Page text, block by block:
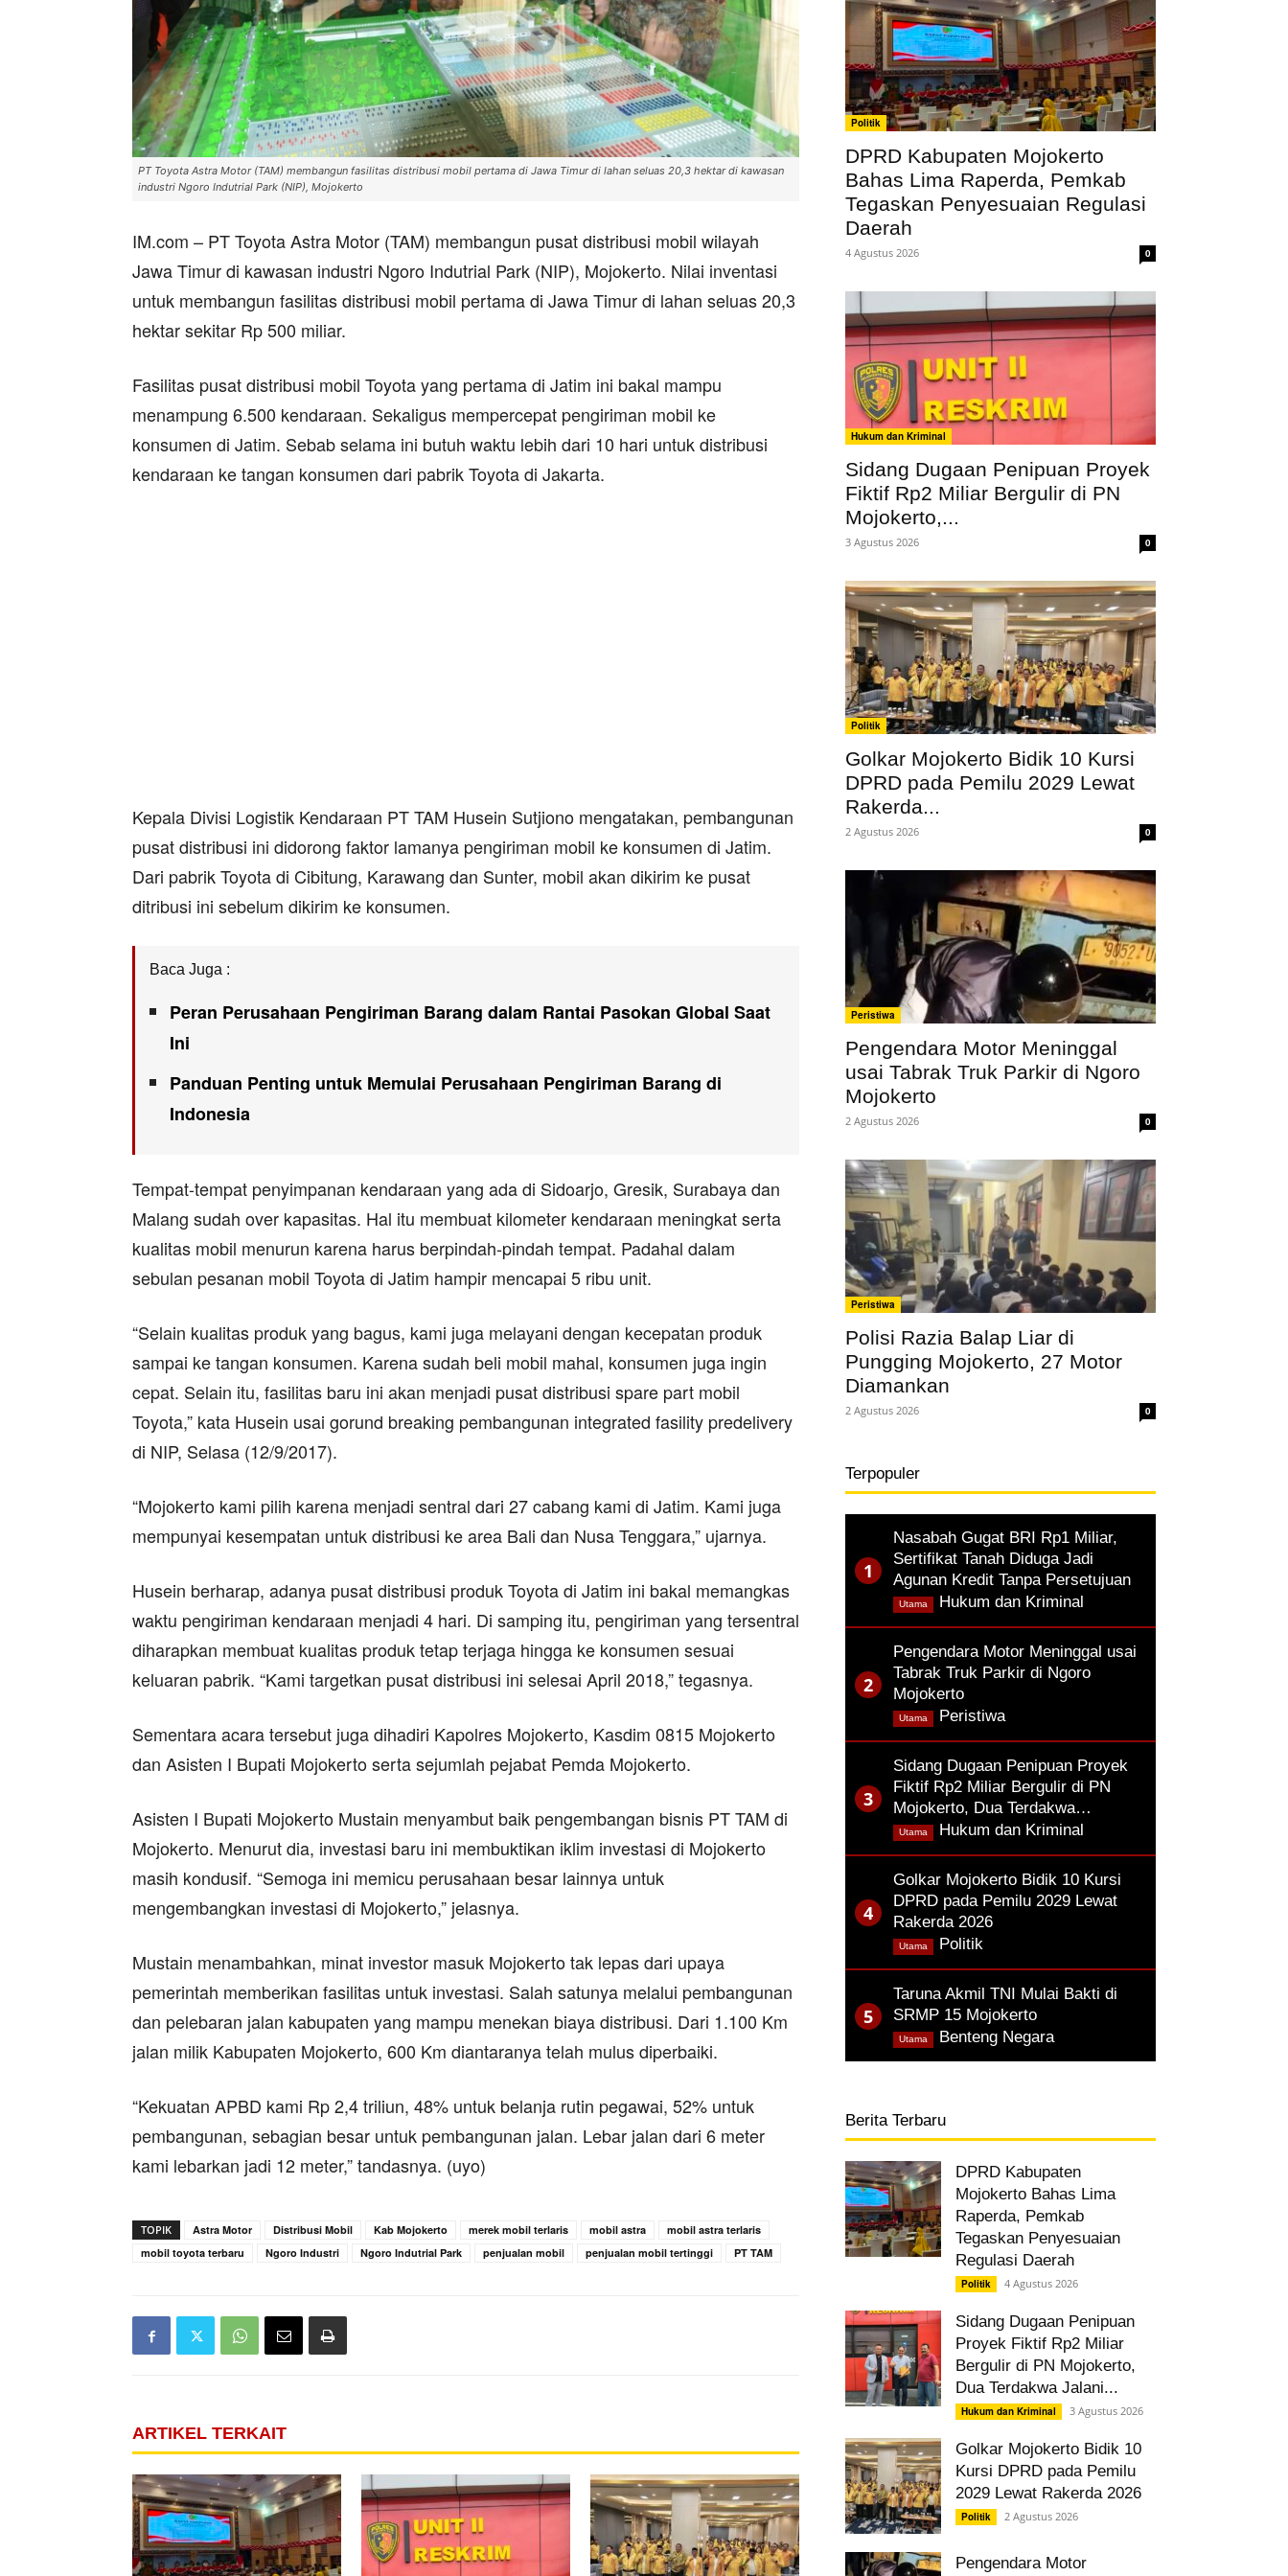
PT Toyota Astra Motor (TAM) membangun fasilitas distribusi mobil pertama di Jawa Timur di lahan seluas 20,3 hektar di kawasan
industri Ngoro Indutrial Park (NIP), Mojokerto
IM.com – PT Toyota Astra Motor (TAM) membangun pusat distribusi mobil wilayah
Jawa Timur di kawasan industri Ngoro Indutrial Park (NIP), Mojokerto. Nilai inventasi
untuk membangun fasilitas distribusi mobil pertama di Jawa Timur di lahan seluas 20,3
hektar sekitar Rp 500 miliar.
Fasilitas pusat distribusi mobil Toyota yang pertama di Jatim ini bakal mampu
menampung 6.500 kendaraan. Sekaligus mempercepat pengiriman mobil ke
konsumen di Jatim. Sebab selama ini butuh waktu lebih dari 10 hari untuk distribusi
kendaraan ke tangan konsumen dari pabrik Toyota di Jakarta.
Kepala Divisi Logistik Kendaraan PT TAM Husein Sutjiono mengatakan, pembangunan
pusat distribusi ini didorong faktor lamanya pengiriman mobil ke konsumen di Jatim.
Dari pabrik Toyota di Cibitung, Karawang dan Sunter, mobil akan dikirim ke pusat
ditribusi ini sebelum dikirim ke konsumen.
Baca Juga :
Peran Perusahaan Pengiriman Barang dalam Rantai Pasokan Global Saat
Ini
Panduan Penting untuk Memulai Perusahaan Pengiriman Barang di
Indonesia
Tempat-tempat penyimpanan kendaraan yang ada di Sidoarjo, Gresik, Surabaya dan
Malang sudah over kapasitas. Hal itu membuat kilometer kendaraan meningkat serta
kualitas mobil menurun karena harus berpindah-pindah tempat. Padahal dalam
sebulan pesanan mobil Toyota di Jatim hampir mencapai 5 ribu unit.
“Selain kualitas produk yang bagus, kami juga melayani dengan kecepatan produk
sampai ke tangan konsumen. Karena sudah beli mobil mahal, konsumen juga ingin
cepat. Selain itu, fasilitas baru ini akan menjadi pusat distribusi spare part mobil
Toyota,” kata Husein usai gorund breaking pembangunan integrated fasility predelivery
di NIP, Selasa (12/9/2017).
“Mojokerto kami pilih karena menjadi sentral dari 27 cabang kami di Jatim. Kami juga
mempunyai kesempatan untuk distribusi ke area Bali dan Nusa Tenggara,” ujarnya.
Husein berharap, adanya pusat distribusi produk Toyota di Jatim ini bakal memangkas
waktu pengiriman kendaraan menjadi 4 hari. Di samping itu, pengiriman yang tersentral
diharapkan membuat kualitas produk tetap terjaga hingga ke konsumen sesuai
keluaran pabrik. “Kami targetkan pusat distribusi ini selesai April 2018,” tegasnya.
Sementara acara tersebut juga dihadiri Kapolres Mojokerto, Kasdim 0815 Mojokerto
dan Asisten I Bupati Mojokerto serta sejumlah pejabat Pemda Mojokerto.
Asisten I Bupati Mojokerto Mustain menyambut baik pengembangan bisnis PT TAM di
Mojokerto. Menurut dia, investasi baru ini membuktikan iklim investasi di Mojokerto
masih kondusif. “Semoga ini memicu perusahaan besar lainnya untuk
mengembangkan investasi di Mojokerto,” jelasnya.
Mustain menambahkan, minat investor masuk Mojokerto tak lepas dari upaya
pemerintah memberikan fasilitas untuk investasi. Salah satunya melalui pembangunan
dan pelebaran jalan kabupaten yang mampu menekan biaya distribusi. Dari 1.100 Km
jalan milik Kabupaten Mojokerto, 600 Km diantaranya telah mulus diperbaiki.
“Kekuatan APBD kami Rp 2,4 triliun, 48% untuk belanja rutin pegawai, 52% untuk
pembangunan, sebagian besar untuk pembangunan jalan. Lebar jalan dari 6 meter
kami lebarkan jadi 12 meter,” tandasnya. (uyo)
TOPIK Astra Motor Distribusi Mobil Kab Mojokerto merek mobil terlaris mobil astra
mobil astra terlaris
mobil toyota terbaru
Ngoro Industri Ngoro Indutrial Park penjualan mobil penjualan mobil tertinggi PT TAM
ARTIKEL TERKAIT
Politik
DPRD Kabupaten Mojokerto
Bahas Lima Raperda, Pemkab
Tegaskan Penyesuaian Regulasi
Daerah
4 Agustus 2026 0
Hukum dan Kriminal
Sidang Dugaan Penipuan Proyek
Fiktif Rp2 Miliar Bergulir di PN
Mojokerto,...
3 Agustus 2026 0
Politik
Golkar Mojokerto Bidik 10 Kursi
DPRD pada Pemilu 2029 Lewat
Rakerda...
2 Agustus 2026 0
Peristiwa
Pengendara Motor Meninggal
usai Tabrak Truk Parkir di Ngoro
Mojokerto
2 Agustus 2026 0
Peristiwa
Polisi Razia Balap Liar di
Pungging Mojokerto, 27 Motor
Diamankan
2 Agustus 2026 0
Terpopuler
Nasabah Gugat BRI Rp1 Miliar,
Sertifikat Tanah Diduga Jadi
Agunan Kredit Tanpa Persetujuan
Hukum dan Kriminal
Utama
Pengendara Motor Meninggal usai
Tabrak Truk Parkir di Ngoro
Mojokerto
Peristiwa,
Utama
Sidang Dugaan Penipuan Proyek
Fiktif Rp2 Miliar Bergulir di PN
Mojokerto, Dua Terdakwa…
Hukum dan Kriminal
Utama
Golkar Mojokerto Bidik 10 Kursi
DPRD pada Pemilu 2029 Lewat
Rakerda 2026
Politik
Utama
Taruna Akmil TNI Mulai Bakti di
SRMP 15 Mojokerto
Benteng Negara,
Utama
Berita Terbaru
DPRD Kabupaten
Mojokerto Bahas Lima
Raperda, Pemkab
Tegaskan Penyesuaian
Regulasi Daerah
Politik 4 Agustus 2026
Sidang Dugaan Penipuan
Proyek Fiktif Rp2 Miliar
Bergulir di PN Mojokerto,
Dua Terdakwa Jalani...
Hukum dan Kriminal 3 Agustus 2026
Golkar Mojokerto Bidik 10
Kursi DPRD pada Pemilu
2029 Lewat Rakerda 2026
Politik 2 Agustus 2026
Pengendara Motor